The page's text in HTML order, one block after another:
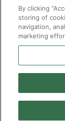
By clicking
storing of
navigation,
marketing